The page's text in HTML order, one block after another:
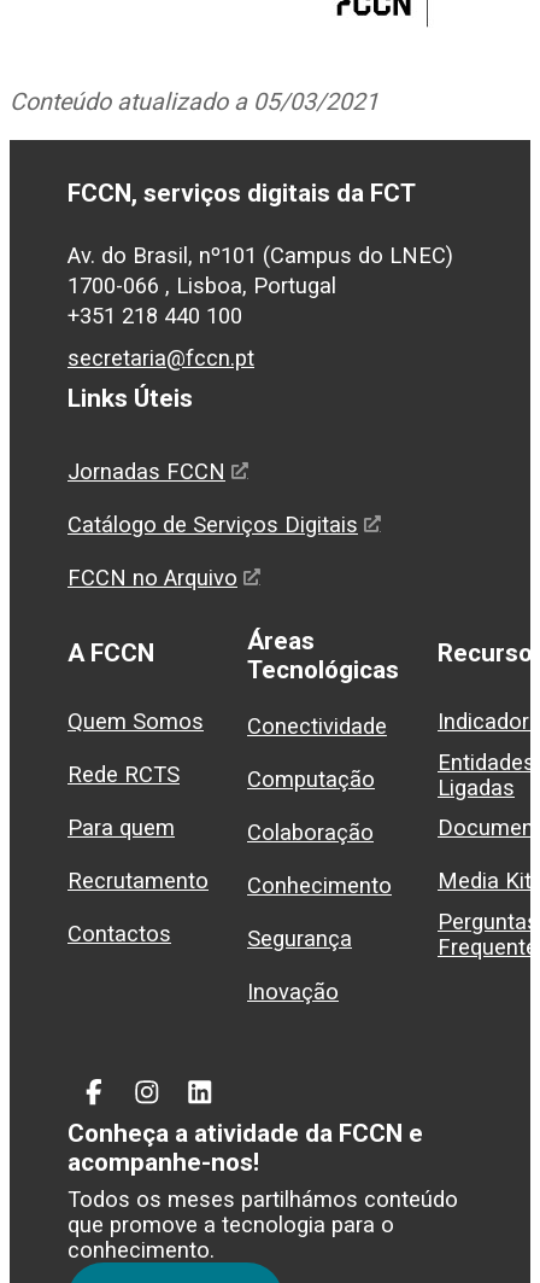
Conteúdo atualizado a 05/03/2021
FCCN, serviços digitais da FCT
Av. do Brasil, nº101 (Campus do LNEC)
1700-066 , Lisboa, Portugal
+351 218 440 100
secretaria@fccn.pt
Links Úteis
Jornadas FCCN
Catálogo de Serviços Digitais
FCCN no Arquivo
A FCCN
Quem Somos
Rede RCTS
Para quem
Recrutamento
Contactos
Áreas
Tecnológicas
Conectividade
Computação
Colaboração
Conhecimento
Segurança
Inovação
Entidades
Ligadas
Media Kit
Perguntas
FacebookInstagram
Linked
In
Conheça a atividade da FCCN e
acompanhe-nos!
Todos os meses partilhámos conteúdo
que promove a tecnologia para o
conhecimento.